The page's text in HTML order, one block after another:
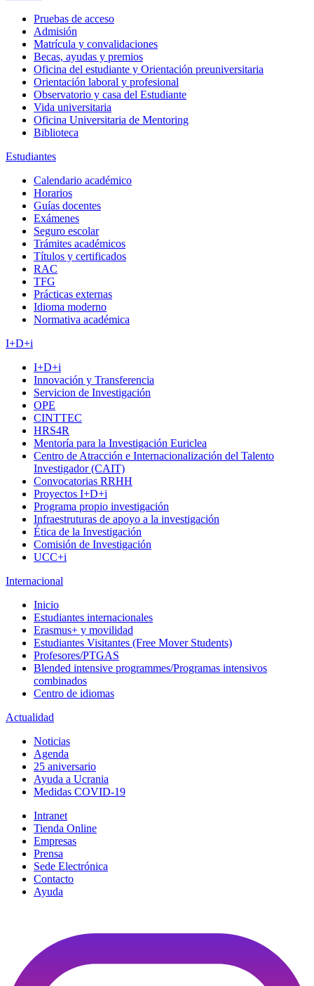
Pruebas de acceso
Admisión
Matrícula y convalidaciones
Becas, ayudas y premios
Oficina del estudiante y Orientación preuniversitaria
Orientación laboral y profesional
Observatorio y casa del Estudiante
Vida universitaria
Oficina Universitaria de Mentoring
Biblioteca
Estudiantes
Calendario académico
Horarios
Guías docentes
Exámenes
Seguro escolar
Trámites académicos
Títulos y certificados
RAC
TFG
Prácticas externas
Idioma moderno
Normativa académica
I+D+i
I+D+i
Innovación y Transferencia
Servicion de Investigación
OPE
CINTTEC
HRS4R
Mentoría para la Investigación Euriclea
Centro de Atracción e Internacionalización del Talento
Investigador (CAIT)
Convocatorias RRHH
Proyectos I+D+i
Programa propio investigación
Infraestruturas de apoyo a la investigación
Ética de la Investigación
Comisión de Investigación
UCC+i
Internacional
Inicio
Estudiantes internacionales
Erasmus+ y movilidad
Estudiantes Visitantes (Free Mover Students)
Profesores/PTGAS
Blended intensive programmes/Programas intensivos
combinados
Centro de idiomas
Actualidad
Noticias
Agenda
25 aniversario
Ayuda a Ucrania
Medidas COVID-19
Intranet
Tienda Online
Empresas
Prensa
Sede Electrónica
Contacto
Ayuda